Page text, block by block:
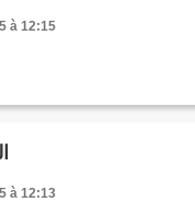
à 12:15
à 12:13